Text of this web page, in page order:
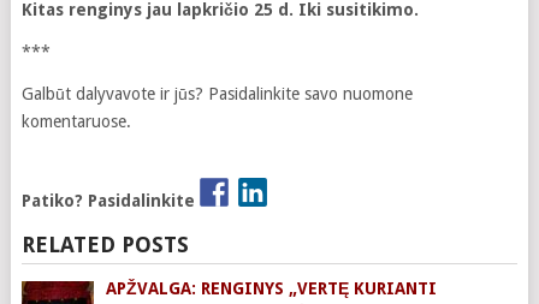
Kitas renginys jau lapkričio 25 d. Iki susitikimo.
***
Galbūt dalyvavote ir jūs? Pasidalinkite savo nuomone
komentaruose.
Patiko? Pasidalinkite
RELATED POSTS
APŽVALGA: RENGINYS „VERTĘ KURIANTI